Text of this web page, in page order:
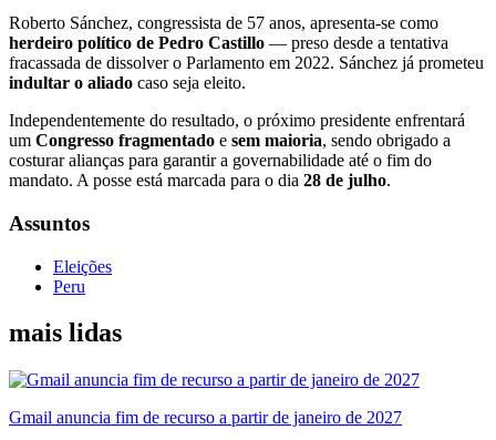
Roberto Sánchez, congressista de 57 anos, apresenta-se como
herdeiro político de Pedro Castillo — preso desde a tentativa
fracassada de dissolver o Parlamento em 2022. Sánchez já prometeu
indultar o aliado caso seja eleito.
Independentemente do resultado, o próximo presidente enfrentará
um Congresso fragmentado e sem maioria, sendo obrigado a
costurar alianças para garantir a governabilidade até o fim do
mandato. A posse está marcada para o dia 28 de julho.
Assuntos
Eleições
Peru
mais lidas
Gmail anuncia fim de recurso a partir de janeiro de 2027